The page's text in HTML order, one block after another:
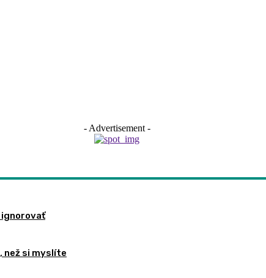
- Advertisement -
ignorovať
než si myslíte